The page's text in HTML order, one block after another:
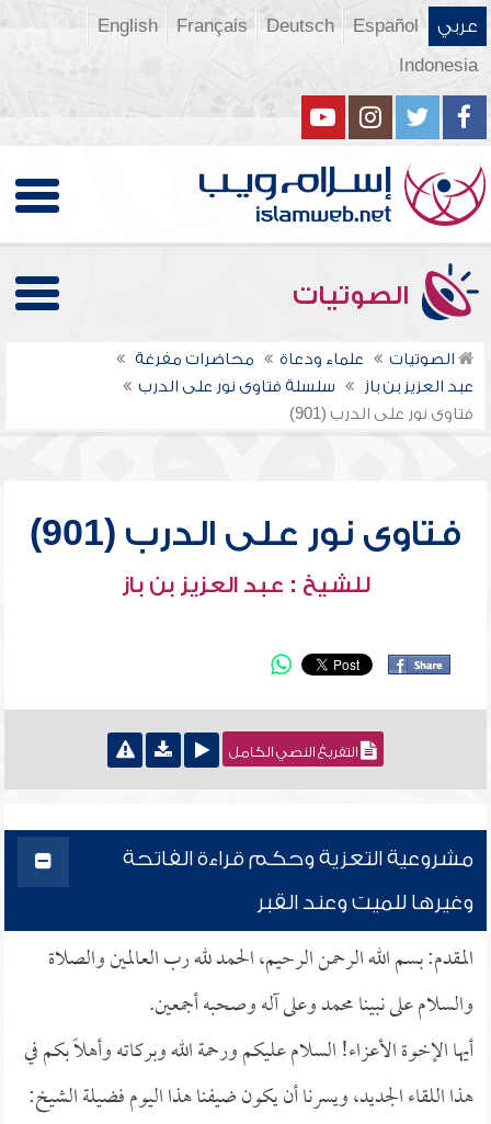
عربي Español
Deutsch
Français
English
Indonesia
الصوتيات
الصوتيات علماء ودعاة
محاضرات مفرغة
عبد العزيز بن باز
سلسلة فتاوى نور على الدرب
فتاوى نور على الدرب (901)
فتاوى نور على الدرب (901)
للشيخ : عبد العزيز بن باز
التفريغ النصي الكامل
مشروعية التعزية وحكم قراءة الفاتحة
وغيرها للميت وعند القبر
المقدم: بسم الله الرحمن الرحيم، الحمد لله رب العالمين والصلاة
والسلام على نبينا محمد وعلى آله وصحبه أجمعين.
أيها الإخوة الأعزاء! السلام عليكم ورحمة الله وبركاته وأهلاً بكم في
هذا اللقاء الجديد، ويسرنا أن يكون ضيفنا هذا اليوم فضيلة الشيخ: